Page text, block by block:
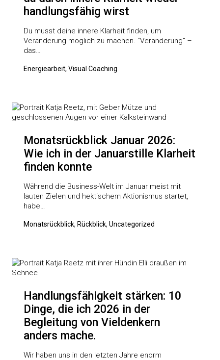
handlungsfähig wirst
Du musst deine innere Klarheit finden, um
Veränderung möglich zu machen. “Veränderung“ –
das…
Energiearbeit, Visual Coaching
Monatsrückblick Januar 2026:
Wie ich in der Januarstille Klarheit
finden konnte
Während die Business-Welt im Januar meist mit
lauten Zielen und hektischem Aktionismus startet,
habe…
Monatsrückblick, Rückblick, Uncategorized
Handlungsfähigkeit stärken: 10
Dinge, die ich 2026 in der
Begleitung von Vieldenkern
anders mache.
Wir haben uns in den letzten Jahre enorm